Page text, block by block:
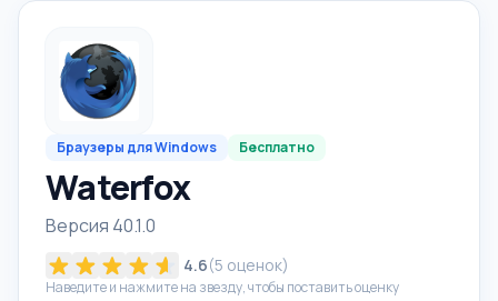
Браузеры для Windows Бесплатно
Waterfox
Версия 40.1.0
4.6(5 оценок)
Наведите и нажмите на звезду, чтобы поставить оценку